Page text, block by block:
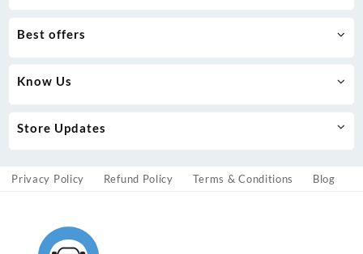
Best offers
Know Us
Store Updates
Privacy Policy Refund Policy Terms & Conditions Blog